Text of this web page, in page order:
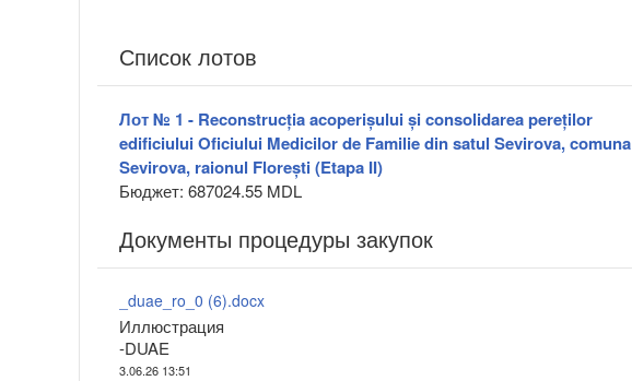
Список лотов
Лот № 1 - Reconstrucția acoperișului și consolidarea pereților
edificiului Oficiului Medicilor de Familie din satul Sevirova, comuna
Sevirova, raionul Florești (Etapa II)
Бюджет: 687024.55 MDL
Документы процедуры закупок
_duae_ro_0 (6).docx
Иллюстрация
-DUAE
3.06.26 13:51